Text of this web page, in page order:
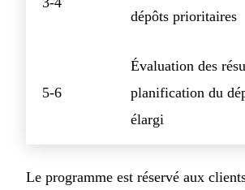
dépôts prioritaires
5-6
Évaluation des
planification du
élargi
Le programme est réservé aux